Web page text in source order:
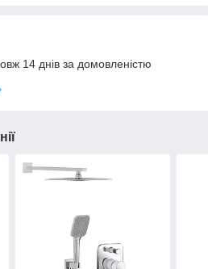
14 днів за домовленістю